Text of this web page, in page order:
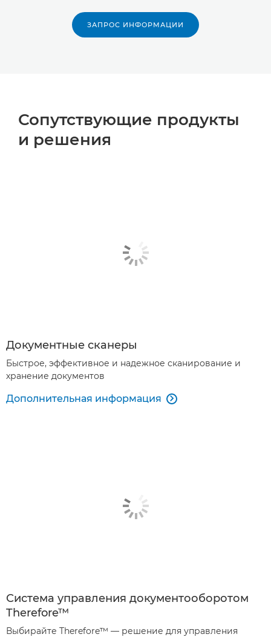
ЗАПРОС ИНФОРМАЦИИ
Сопутствующие продукты
и решения
Документные сканеры
Быстрое, эффективное и надежное сканирование и
хранение документов
Дополнительная информация 
Система управления документооборотом
Therefore™
Выбирайте Therefore™ — решение для управления